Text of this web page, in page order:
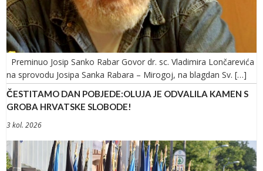
Preminuo Josip Sanko Rabar Govor dr. sc. Vladimira Lončarevića
na sprovodu Josipa Sanka Rabara – Mirogoj, na blagdan Sv. […]
ČESTITAMO DAN POBJEDE:OLUJA JE ODVALILA KAMEN S
GROBA HRVATSKE SLOBODE!
3 kol. 2026